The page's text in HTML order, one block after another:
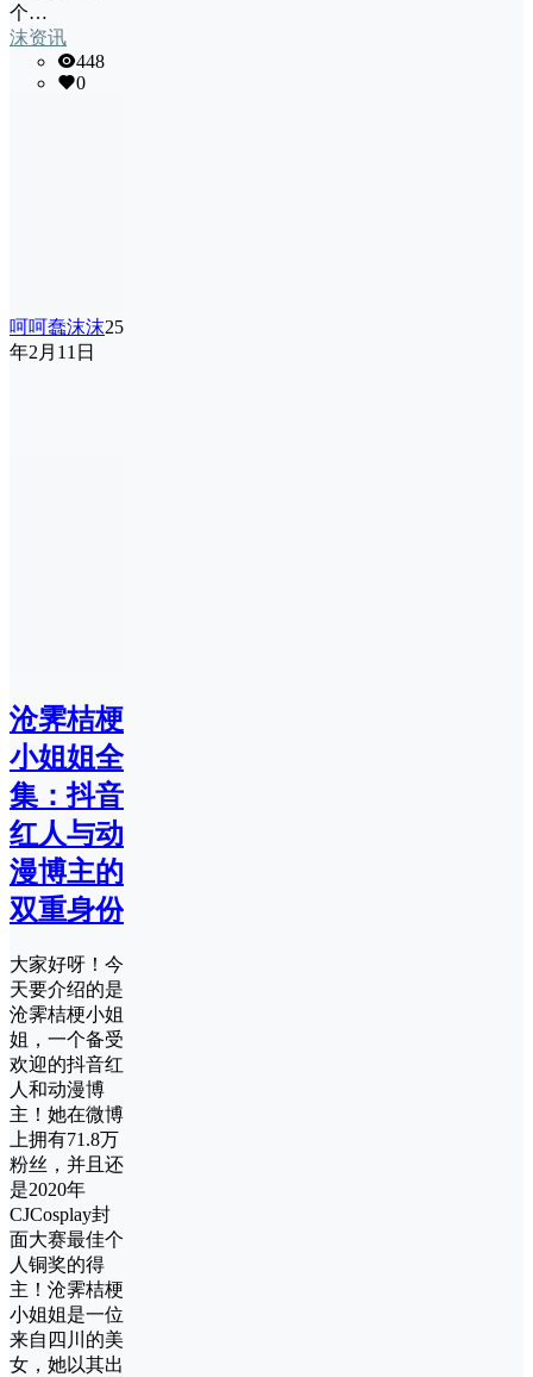
个…
沫资讯
448
0
呵呵蠢沫沫25
年2月11日
沧霁桔梗
小姐姐全
集：抖音
红人与动
漫博主的
双重身份
大家好呀！今
天要介绍的是
沧霁桔梗小姐
姐，一个备受
欢迎的抖音红
人和动漫博
主！她在微博
上拥有71.8万
粉丝，并且还
是2020年
CJCosplay封
面大赛最佳个
人铜奖的得
主！沧霁桔梗
小姐姐是一位
来自四川的美
女，她以其出